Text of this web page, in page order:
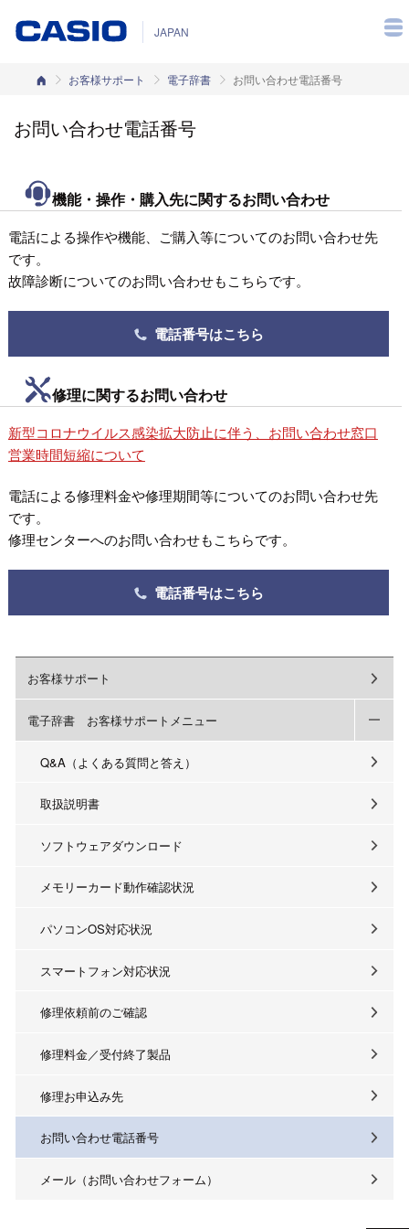
JAPAN
カシオホーム
お客様サポート 電子辞書 お問い合わせ電話番号
お問い合わせ電話番号
機能・操作・購入先に関するお問い合わせ
電話による操作や機能、ご購入等についてのお問い合わせ先
です。
故障診断についてのお問い合わせもこちらです。
電話番号はこちら
修理に関するお問い合わせ
新型コロナウイルス感染拡大防止に伴う、お問い合わせ窓口
営業時間短縮について
電話による修理料金や修理期間等についてのお問い合わせ先
です。
修理センターへのお問い合わせもこちらです。
電話番号はこちら
お客様サポート
電子辞書 お客様サポートメニュー
Q&A（よくある質問と答え）
取扱説明書
ソフトウェアダウンロード
メモリーカード動作確認状況
パソコンOS対応状況
スマートフォン対応状況
修理依頼前のご確認
修理料金／受付終了製品
修理お申込み先
お問い合わせ電話番号
メール（お問い合わせフォーム）